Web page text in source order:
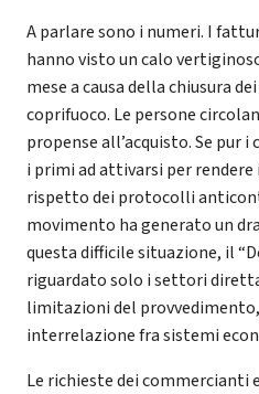
A parlare sono i numeri. I
hanno visto un calo
mese a causa della chiusura
coprifuoco. Le persone
propense all’acquisto. Se pur
i primi ad attivarsi per
rispetto dei protocolli
movimento ha generato un
questa difficile situazione, il
riguardato solo i settori
limitazioni del
interrelazione fra sistemi
Le richieste dei commercianti